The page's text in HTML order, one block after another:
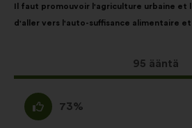
sisältö:
Il faut promouvoir l'agriculture urbaine et
d'aller vers l'auto-suffisance alimentaire
Tämä
ehdotus
95 ääntä
jakautuminen:
samaa
mieltä
73%